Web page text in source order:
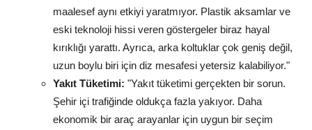
maalesef aynı etkiyi yaratmıyor. Plastik aksamlar ve
eski teknoloji hissi veren göstergeler biraz hayal
kırıklığı yarattı. Ayrıca, arka koltuklar çok geniş değil,
uzun boylu biri için diz mesafesi yetersiz kalabiliyor."
Yakıt Tüketimi: "Yakıt tüketimi gerçekten bir sorun.
Şehir içi trafiğinde oldukça fazla yakıyor. Daha
ekonomik bir araç arayanlar için uygun bir seçim